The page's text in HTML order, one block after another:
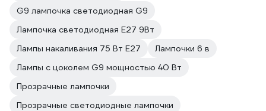
G9 лампочка светодиодная G9
Лампочка светодиодная E27 9Вт
Лампы накаливания 75 Вт E27
Лампочки 6 в
Лампы с цоколем G9 мощностью 40 Вт
Прозрачные лампочки
Прозрачные светодиодные лампочки